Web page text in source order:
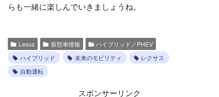
らも一緒に楽しんでいきましょうね。
Lexus 新型車情報
ハイブリッド／PHEV
ハイブリッド
未来のモビリティ
レクサス
自動運転
スポンサーリンク